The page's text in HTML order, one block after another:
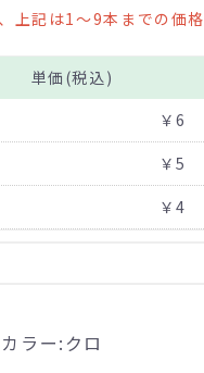
上記は1～9本までの価格
単価(税込)
￥6
￥5
￥4
ラー:クロ